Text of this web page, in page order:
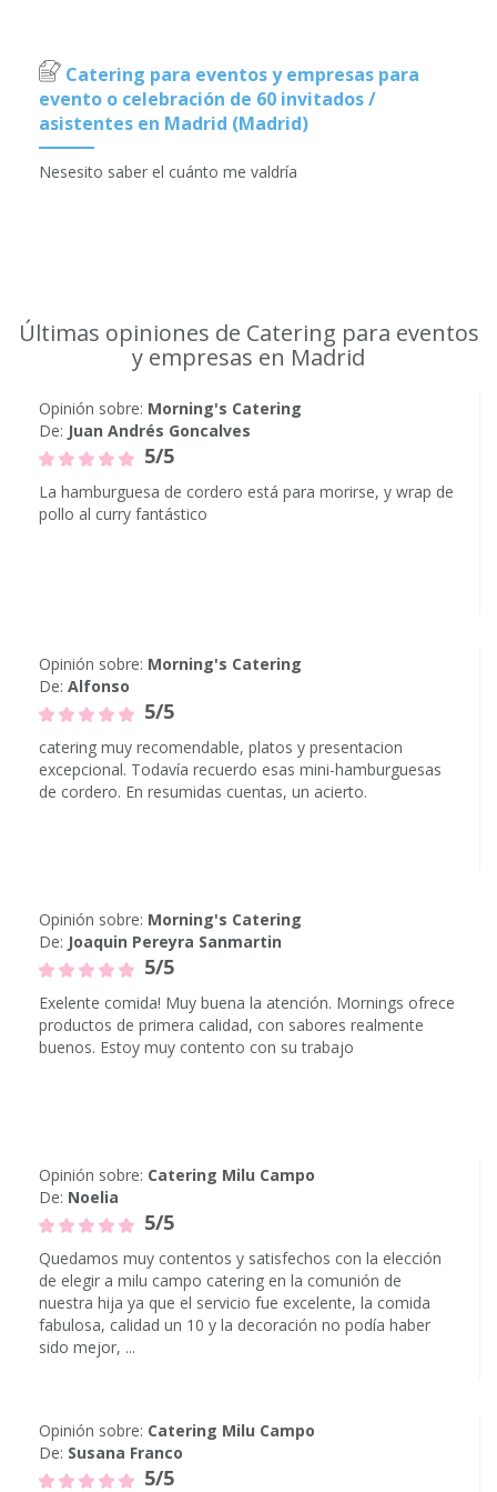
Catering para eventos y empresas para
evento o celebración de 60 invitados /
asistentes en Madrid (Madrid)
Nesesito saber el cuánto me valdría
Últimas opiniones de Catering para eventos
y empresas en Madrid
Opinión sobre: Morning's Catering
De: Juan Andrés Goncalves
5/5
La hamburguesa de cordero está para morirse, y wrap de
pollo al curry fantástico
Opinión sobre: Morning's Catering
De: Alfonso
5/5
catering muy recomendable, platos y presentacion
excepcional. Todavía recuerdo esas mini-hamburguesas
de cordero. En resumidas cuentas, un acierto.
Opinión sobre: Morning's Catering
De: Joaquin Pereyra Sanmartin
5/5
Exelente comida! Muy buena la atención. Mornings ofrece
productos de primera calidad, con sabores realmente
buenos. Estoy muy contento con su trabajo
Opinión sobre: Catering Milu Campo
De: Noelia
5/5
Quedamos muy contentos y satisfechos con la elección
de elegir a milu campo catering en la comunión de
nuestra hija ya que el servicio fue excelente, la comida
fabulosa, calidad un 10 y la decoración no podía haber
sido mejor, ...
Opinión sobre: Catering Milu Campo
De: Susana Franco
5/5